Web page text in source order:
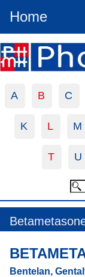
Home
A B C
K L M
T U
Bentelan,